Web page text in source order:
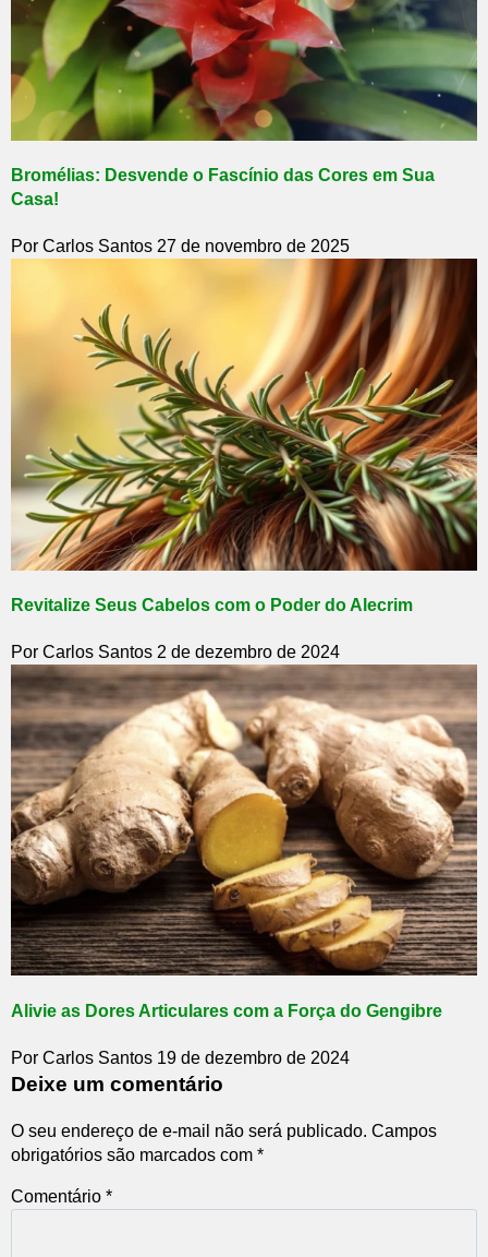
Bromélias: Desvende o Fascínio das Cores em Sua
Casa!
Por Carlos Santos 27 de novembro de 2025
Revitalize Seus Cabelos com o Poder do Alecrim
Por Carlos Santos 2 de dezembro de 2024
Alivie as Dores Articulares com a Força do Gengibre
Por Carlos Santos 19 de dezembro de 2024
Deixe um comentário
O seu endereço de e-mail não será publicado. Campos
obrigatórios são marcados com *
Comentário *